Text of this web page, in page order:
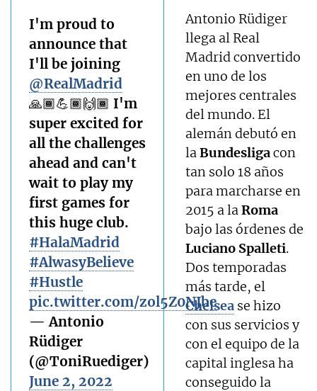
I'm proud to
announce that
I'll be joining
@RealMadrid
🙏🏾💪🏾🙌🏾 I'm
super excited for
all the challenges
ahead and can't
wait to play my
first games for
this huge club.
#HalaMadrid
#AlwasyBelieve
#Hustle
pic.twitter.com/zol5Z0NJbe
— Antonio
Rüdiger
(@ToniRuediger)
June 2, 2022
Antonio Rüdiger
llega al Real
Madrid convertido
en uno de los
mejores centrales
del mundo. El
alemán debutó en
laBundesligacon
tan solo 18 años
para marcharse en
2015 a laRoma
bajo las órdenes de
Luciano Spalleti.
Dos temporadas
más tarde, el
Chelsea se hizo
con sus servicios y
con el equipo de la
capital inglesa ha
conseguido la